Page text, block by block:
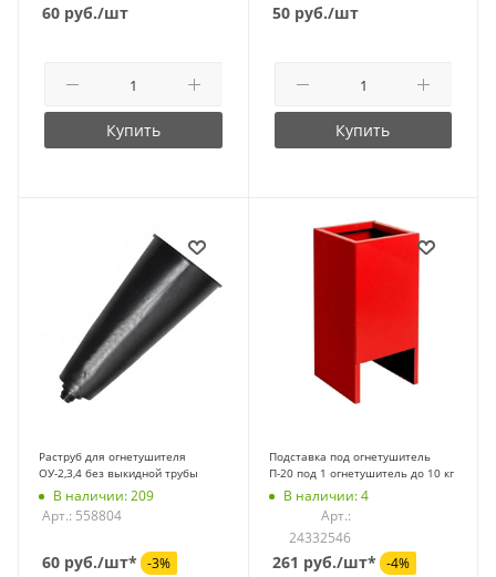
60 руб./шт
Купить
50руб./шт
Купить
Раструб для огнетушителя
ОУ-2,3,4 без выкидной трубы
В наличии: 209
Арт.: 558804
60 руб./шт* -3%
Подставка под огнетушитель
П-20 под 1 огнетушитель до 10 кг
В наличии: 4
Арт.:
24332546
261 руб./шт* -4%